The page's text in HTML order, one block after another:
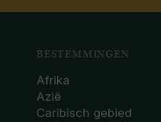
BESTEMMINGEN
Afrika
Azië
Caribisch gebied